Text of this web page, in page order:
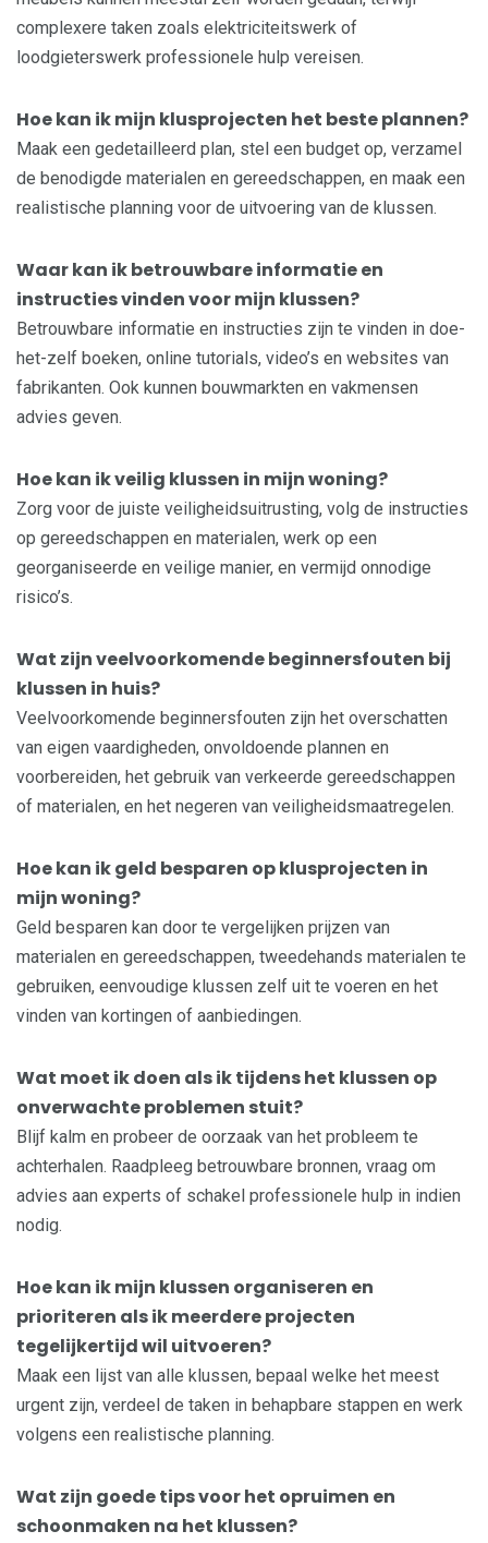
complexere taken zoals elektriciteitswerk of
loodgieterswerk professionele hulp vereisen.
Hoe kan ik mijn klusprojecten het beste plannen?
Maak een gedetailleerd plan, stel een budget op, verzamel
de benodigde materialen en gereedschappen, en maak een
realistische planning voor de uitvoering van de klussen.
Waar kan ik betrouwbare informatie en
instructies vinden voor mijn klussen?
Betrouwbare informatie en instructies zijn te vinden in doe-
het-zelf boeken, online tutorials, video’s en websites van
fabrikanten. Ook kunnen bouwmarkten en vakmensen
advies geven.
Hoe kan ik veilig klussen in mijn woning?
Zorg voor de juiste veiligheidsuitrusting, volg de instructies
op gereedschappen en materialen, werk op een
georganiseerde en veilige manier, en vermijd onnodige
risico’s.
Wat zijn veelvoorkomende beginnersfouten bij
klussen in huis?
Veelvoorkomende beginnersfouten zijn het overschatten
van eigen vaardigheden, onvoldoende plannen en
voorbereiden, het gebruik van verkeerde gereedschappen
of materialen, en het negeren van veiligheidsmaatregelen.
Hoe kan ik geld besparen op klusprojecten in
mijn woning?
Geld besparen kan door te vergelijken prijzen van
materialen en gereedschappen, tweedehands materialen te
gebruiken, eenvoudige klussen zelf uit te voeren en het
vinden van kortingen of aanbiedingen.
Wat moet ik doen als ik tijdens het klussen op
onverwachte problemen stuit?
Blijf kalm en probeer de oorzaak van het probleem te
achterhalen. Raadpleeg betrouwbare bronnen, vraag om
advies aan experts of schakel professionele hulp in indien
nodig.
Hoe kan ik mijn klussen organiseren en
prioriteren als ik meerdere projecten
tegelijkertijd wil uitvoeren?
Maak een lijst van alle klussen, bepaal welke het meest
urgent zijn, verdeel de taken in behapbare stappen en werk
volgens een realistische planning.
Wat zijn goede tips voor het opruimen en
schoonmaken na het klussen?